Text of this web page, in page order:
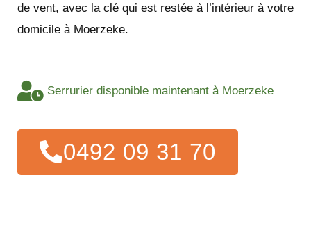
de vent, avec la clé qui est restée à l’intérieur à votre
domicile à Moerzeke.
Serrurier disponible maintenant à Moerzeke
0492 09 31 70